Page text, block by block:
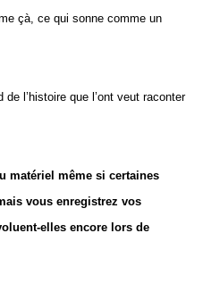
çà, ce qui sonne comme un
l’histoire que l’ont veut raconter
matériel même si certaines
vous enregistrez vos
elles encore lors de